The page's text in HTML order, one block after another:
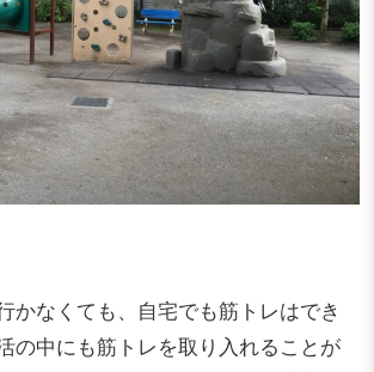
かなくても、自宅でも筋トレはでき
の中にも筋トレを取り入れることが